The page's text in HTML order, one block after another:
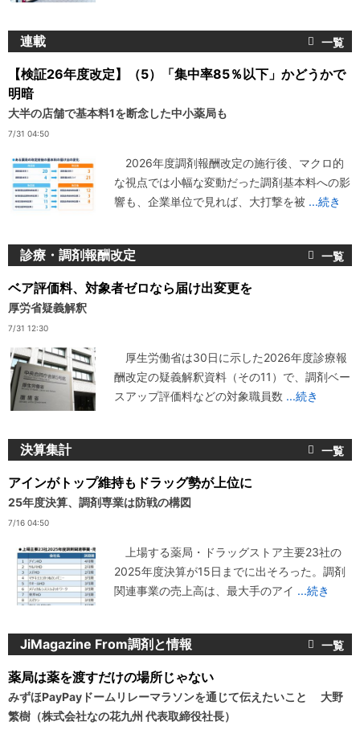
連載
【検証26年度改定】（5）「集中率85％以下」かどうかで
明暗
大半の店舗で基本料1を断念した中小薬局も
7/31 04:50
2026年度調剤報酬改定の施行後、マクロ的
な視点では小幅な変動だった調剤基本料への影
響も、企業単位で見れば、大打撃を被 ...続き
診療・調剤報酬改定
ベア評価料、対象者ゼロなら届け出変更を
厚労省疑義解釈
7/31 12:30
厚生労働省は30日に示した2026年度診療報
酬改定の疑義解釈資料（その11）で、調剤ベー
スアップ評価料などの対象職員数 ...続き
決算集計
アインがトップ維持もドラッグ勢が上位に
25年度決算、調剤専業は防戦の構図
7/16 04:50
上場する薬局・ドラッグストア主要23社の
2025年度決算が15日までに出そろった。調剤
関連事業の売上高は、最大手のアイ ...続き
JiMagazine From調剤と情報
薬局は薬を渡すだけの場所じゃない
みずほPayPayドームリレーマラソンを通じて伝えたいこと 大野
繁樹（株式会社なの花九州 代表取締役社長）